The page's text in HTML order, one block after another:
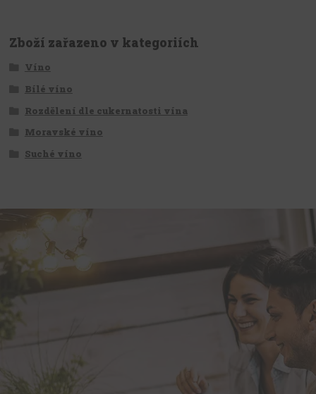
Zboží zařazeno v kategoriích
Víno
Bílé víno
Rozdělení dle cukernatosti vína
Moravské víno
Suché víno